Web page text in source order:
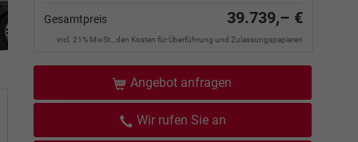
Gesamtpreis 39.739,– €
incl. 21% MwSt., den Kosten für Überführung und Zulassungspapieren
Angebot anfragen
Wir rufen Sie an